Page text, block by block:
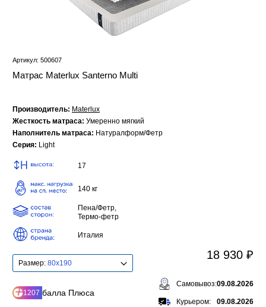
Артикул: 500607
Матрас Materlux Santerno Multi
Производитель: Materlux
Жесткость матраса: Умеренно мягкий
Наполнитель матраса: Натуралформ/Фетр
Серия: Light
17
140 кг
Пена/Фетр,
Термо-фетр
Италия
Размер: 80x190
1207 балла Плюса
18 930 ₽
Самовывоз:09.08.2026
Курьером: 09.08.2026